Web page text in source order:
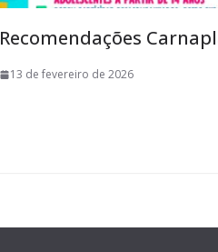
Recomendações
13 de fevereiro de 2026